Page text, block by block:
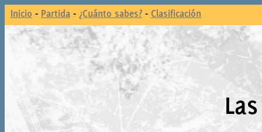
Inicio - Partida - ¿Cuánto sabes? - Clasificación